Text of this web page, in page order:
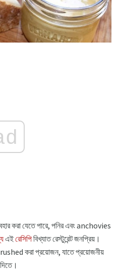
করা যেতে পারে, পনির এবং anchovies
এইরেসিপিবিখ্যাত রেস্টুরেন্ট জনপ্রিয়।
করা প্রয়োজন, যাতে প্রয়োজনীয়